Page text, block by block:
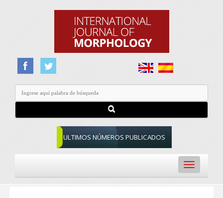
ULTIMOS NÚMEROS PUBLICADOS
Toggle
navigation